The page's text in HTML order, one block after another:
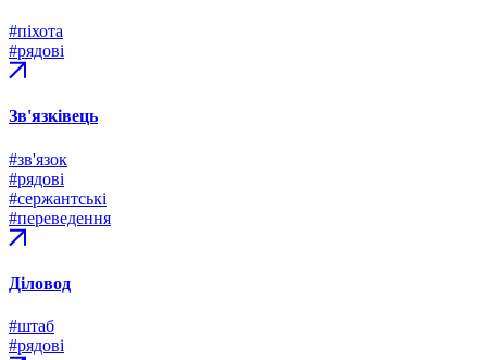
#піхота
#рядові
Зв'язківець
#зв'язок
#рядові
#сержантські
#переведення
Діловод
#штаб
#рядові